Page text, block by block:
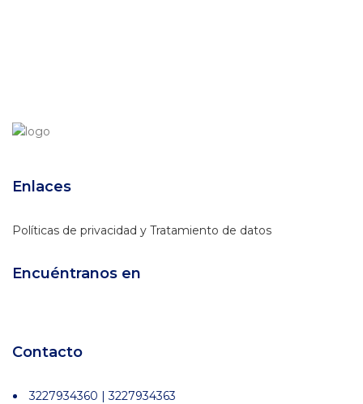
Enlaces
Políticas de privacidad y Tratamiento de datos
Encuéntranos en
Contacto
3227934360 | 3227934363